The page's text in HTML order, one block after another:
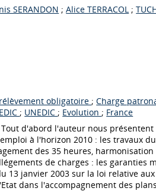
SERANDON ;Alice TERRACOL ;
obligatoire ; Charge
; UNEDIC ; Evolution ; France
à l'horizon 2010 : les travaux
des 35 heures, harmonisation
de charges : les garanties
13 janvier 2003 sur la loi relative
dans l'accompagnement des